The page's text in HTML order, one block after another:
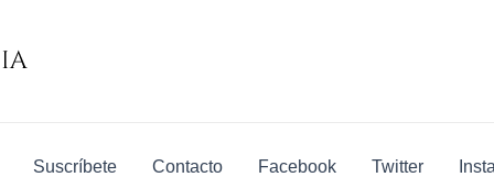
Suscríbete Contacto Facebook Twitter